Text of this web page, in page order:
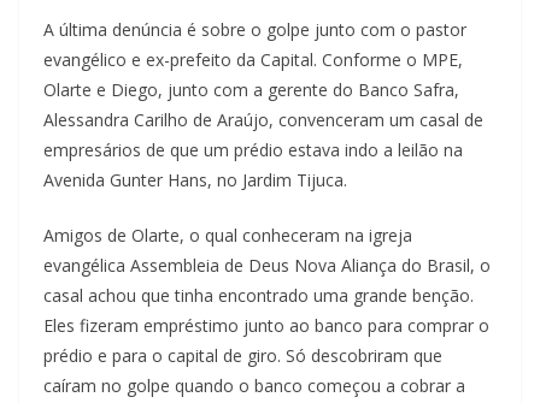
A última denúncia é sobre o golpe junto com o pastor
evangélico e ex-prefeito da Capital. Conforme o MPE,
Olarte e Diego, junto com a gerente do Banco Safra,
Alessandra Carilho de Araújo, convenceram um casal de
empresários de que um prédio estava indo a leilão na
Avenida Gunter Hans, no Jardim Tijuca.
Amigos de Olarte, o qual conheceram na igreja
evangélica Assembleia de Deus Nova Aliança do Brasil, o
casal achou que tinha encontrado uma grande benção.
Eles fizeram empréstimo junto ao banco para comprar o
prédio e para o capital de giro. Só descobriram que
caíram no golpe quando o banco começou a cobrar a